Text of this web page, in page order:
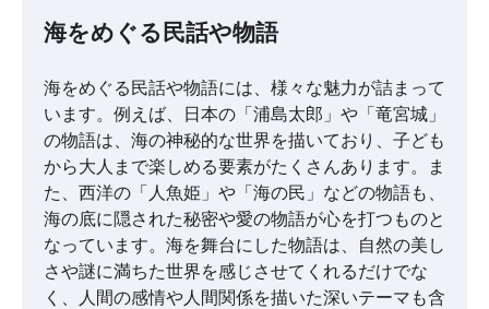
海をめぐる民話や物語
海をめぐる民話や物語には、様々な魅力が詰まって
います。例えば、日本の「浦島太郎」や「竜宮城」
の物語は、海の神秘的な世界を描いており、子ども
から大人まで楽しめる要素がたくさんあります。ま
た、西洋の「人魚姫」や「海の民」などの物語も、
海の底に隠された秘密や愛の物語が心を打つものと
なっています。海を舞台にした物語は、自然の美し
さや謎に満ちた世界を感じさせてくれるだけでな
く、人間の感情や人間関係を描いた深いテーマも含